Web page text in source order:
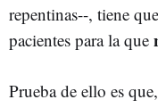
repentinas--, tiene
pacientes para la que
Prueba de ello es